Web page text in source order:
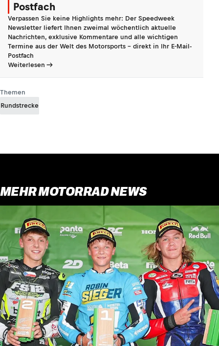
Postfach
Verpassen Sie keine Highlights mehr: Der Speedweek
Newsletter liefert Ihnen zweimal wöchentlich aktuelle
Nachrichten, exklusive Kommentare und alle wichtigen
Termine aus der Welt des Motorsports - direkt in Ihr E-Mail-
Postfach
Weiterlesen
Themen
Rundstrecke
MEHR MOTORRAD NEWS